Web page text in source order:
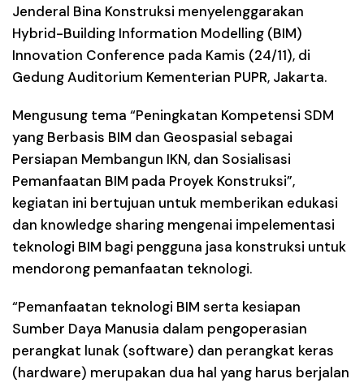
Jenderal Bina Konstruksi menyelenggarakan
Hybrid-Building Information Modelling (BIM)
Innovation Conference pada Kamis (24/11), di
Gedung Auditorium Kementerian PUPR, Jakarta.
Mengusung tema “Peningkatan Kompetensi SDM
yang Berbasis BIM dan Geospasial sebagai
Persiapan Membangun IKN, dan Sosialisasi
Pemanfaatan BIM pada Proyek Konstruksi”,
kegiatan ini bertujuan untuk memberikan edukasi
dan knowledge sharing mengenai impelementasi
teknologi BIM bagi pengguna jasa konstruksi untuk
mendorong pemanfaatan teknologi.
“Pemanfaatan teknologi BIM serta kesiapan
Sumber Daya Manusia dalam pengoperasian
perangkat lunak (software) dan perangkat keras
(hardware) merupakan dua hal yang harus berjalan